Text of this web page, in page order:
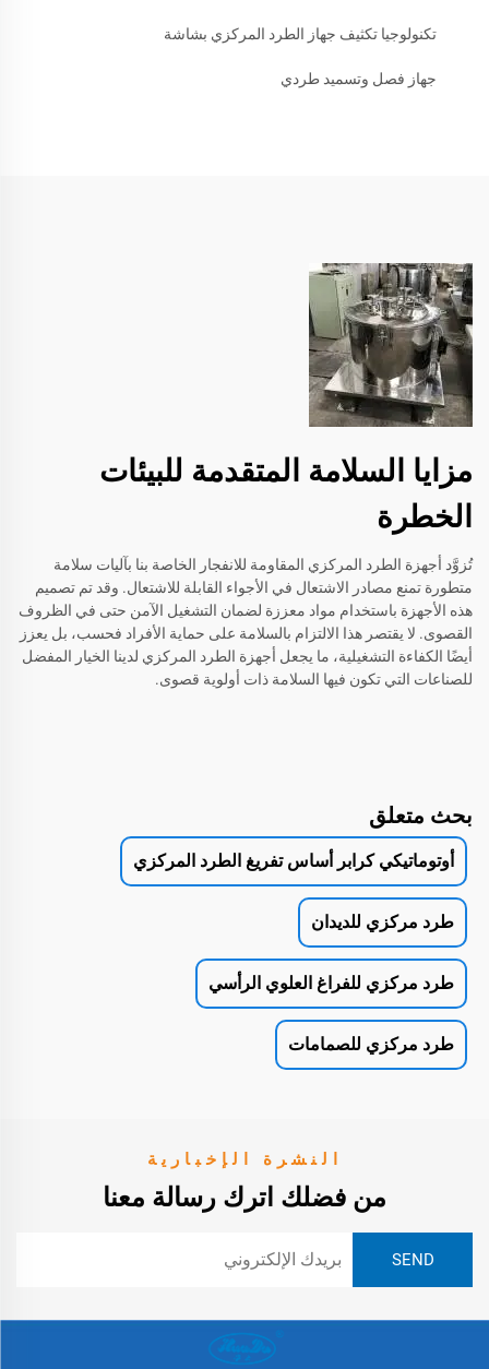
تكنولوجيا تكثيف جهاز الطرد المركزي بشاشة
جهاز فصل وتسميد طردي
مزايا السلامة المتقدمة للبيئات
الخطرة
تُزوَّد أجهزة الطرد المركزي المقاومة للانفجار الخاصة بنا بآليات سلامة
متطورة تمنع مصادر الاشتعال في الأجواء القابلة للاشتعال. وقد تم تصميم
هذه الأجهزة باستخدام مواد معززة لضمان التشغيل الآمن حتى في الظروف
القصوى. لا يقتصر هذا الالتزام بالسلامة على حماية الأفراد فحسب، بل يعزز
أيضًا الكفاءة التشغيلية، ما يجعل أجهزة الطرد المركزي لدينا الخيار المفضل
للصناعات التي تكون فيها السلامة ذات أولوية قصوى.
بحث متعلق
أوتوماتيكي كرابر أساس تفريغ الطرد المركزي
طرد مركزي للديدان
طرد مركزي للفراغ العلوي الرأسي
طرد مركزي للصمامات
النشرة الإخبارية
من فضلك اترك رسالة معنا